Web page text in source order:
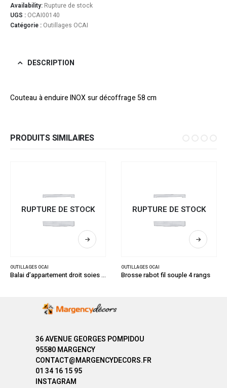
Availability: Rupture de stock
UGS : OCAI00140
Catégorie : Outillages OCAI
DESCRIPTION
Couteau à enduire INOX sur décoffrage 58 cm
PRODUITS SIMILAIRES
RUPTURE DE STOCK
OUTILLAGES OCAI
Balai d’appartement droit soies grises 30 cm
RUPTURE DE STOCK
OUTILLAGES OCAI
Brosse rabot fil souple 4 rangs
36 AVENUE GEORGES POMPIDOU
95580 MARGENCY
CONTACT@MARGENCYDECORS.FR
01 34 16 15 95
INSTAGRAM